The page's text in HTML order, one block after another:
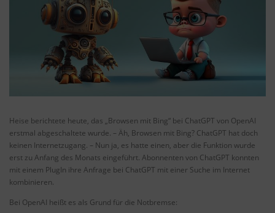
Heise berichtete heute, das „Browsen mit Bing“ bei ChatGPT von OpenAI
erstmal abgeschaltete wurde. – Äh, Browsen mit Bing? ChatGPT hat doch
keinen Internetzugang. – Nun ja, es hatte einen, aber die Funktion wurde
erst zu Anfang des Monats eingeführt. Abonnenten von ChatGPT konnten
mit einem PlugIn ihre Anfrage bei ChatGPT mit einer Suche im Internet
kombinieren.
Bei OpenAI heißt es als Grund für die Notbremse: